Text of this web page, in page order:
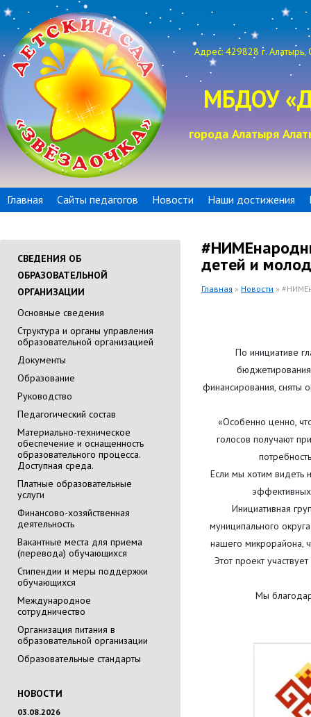
Адрес: 429828 г. Алатырь,
МБДОУ
города Алатыря
Главная Сайты педагогов Новости Наши достижения
СВЕДЕНИЯ ОБ
ОБРАЗОВАТЕЛЬНОЙ
ОРГАНИЗАЦИИ
Основные сведения
Cтруктура и органы управления
образовательной организацией
Документы
Образование
Руководство
Педагогический состав
Материально-техническое
обеспечение и оснащенность
образовательного процесса.
Доступная среда.
Платные образовательные
услуги
Финансово-хозяйственная
деятельность
Вакантные места для приема
(перевода) обучающихся
Стипендии и меры поддержки
обучающихся
Международное
сотрудничество
Организация питания в
образовательной организации
Образовательные стандарты
НОВОСТИ
03.08.2026
детей и
Главная » Новости »
По инициативе
финансирования, сняты
«Особенно ценно,
голосов получают
Если мы хотим видеть
Инициативная
муниципального
нашего микрорайона,
Этот проект
Мы